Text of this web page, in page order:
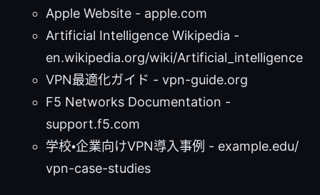
Apple Website - apple.com
Artificial Intelligence Wikipedia -
en.wikipedia.org/wiki/Artificial_intelligence
VPN最適化ガイド - vpn-guide.org
F5 Networks Documentation -
support.f5.com
学校・企業向けVPN導入事例 - example.edu/
vpn-case-studies